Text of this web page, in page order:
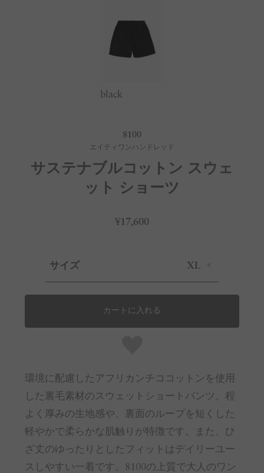
black
8100
エイティワンハンドレッド
サステナブルコットン スウェ
ット ショーツ
¥17,600
サイズ XL
カートに入れる
環境に配慮したアフリカンチココットンを使用
した裏毛素材のスウェットショートパンツ。程
よく厚みの生地感や、裏面のループを短くした
軽やかで柔らかな肌触りが特徴です。また、ひ
ざ丈のゆったりとしたフィットはデイリーユー
スしやすい一着です。8100の上質で大人のワン